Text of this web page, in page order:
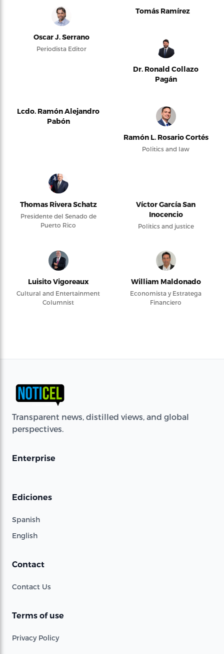
Oscar J. Serrano
Periodista Editor
Tomás Ramírez
Dr. Ronald Collazo
Pagán
Lcdo. Ramón Alejandro
Pabón
Ramón L. Rosario Cortés
Politics and law
Thomas Rivera Schatz
Presidente del Senado de
Puerto Rico
Víctor García San
Inocencio
Politics and justice
Luisito Vigoreaux
Cultural and Entertainment
Columnist
William Maldonado
Economista y Estratega
Financiero
Transparent news, distilled views, and global
perspectives.
Enterprise
Ediciones
Spanish
English
Contact
Contact Us
Terms of use
Privacy Policy